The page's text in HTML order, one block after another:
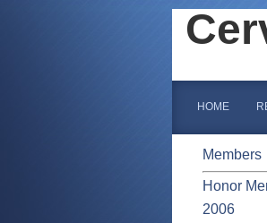
HOME
Members
Honor
2006